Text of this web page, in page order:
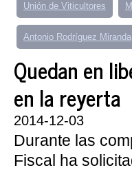
Unión de Viticultores
Antonio Rodríguez Miranda
Quedan en
en la reyerta
2014-12-03
Durante las
Fiscal ha